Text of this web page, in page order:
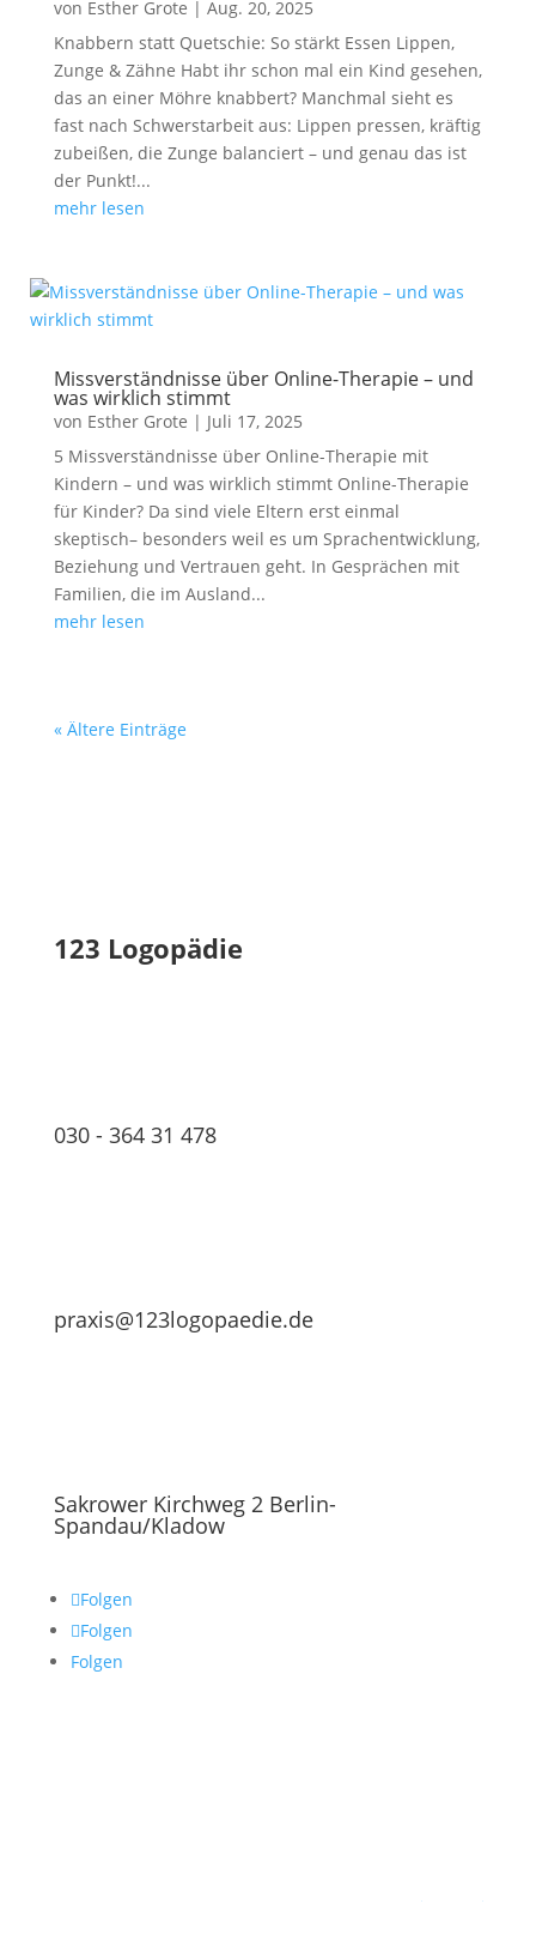
von Esther Grote | Aug. 20, 2025
Knabbern statt Quetschie: So stärkt Essen Lippen,
Zunge & Zähne Habt ihr schon mal ein Kind gesehen,
das an einer Möhre knabbert? Manchmal sieht es
fast nach Schwerstarbeit aus: Lippen pressen, kräftig
zubeißen, die Zunge balanciert – und genau das ist
der Punkt!...
mehr lesen
Missverständnisse über Online-Therapie – und
was wirklich stimmt
von Esther Grote | Juli 17, 2025
5 Missverständnisse über Online-Therapie mit
Kindern – und was wirklich stimmt Online-Therapie
für Kinder? Da sind viele Eltern erst einmal
skeptisch– besonders weil es um Sprachentwicklung,
Beziehung und Vertrauen geht. In Gesprächen mit
Familien, die im Ausland...
mehr lesen
« Ältere Einträge
123 Logopädie
030 - 364 31 478
praxis@123logopaedie.de
Sakrower Kirchweg 2 Berlin-
Spandau/Kladow
Folgen
Folgen
Folgen